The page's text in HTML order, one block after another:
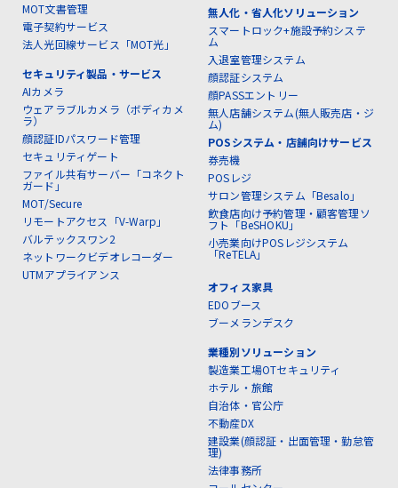
MOT文書管理
電子契約サービス
法人光回線サービス「MOT光」
セキュリティ製品・サービス
AIカメラ
ウェアラブルカメラ（ボディカメ
ラ）
顔認証IDパスワード管理
セキュリティゲート
ファイル共有サーバー「コネクト
ガード」
MOT/Secure
リモートアクセス「V-Warp」
バルテックスワン2
ネットワークビデオレコーダー
UTMアプライアンス
無人化・省人化ソリューション
スマートロック+施設予約システ
ム
入退室管理システム
顔認証システム
顔PASSエントリー
無人店舗システム(無人販売店・ジ
ム)
POSシステム・店舗向けサービス
券売機
POSレジ
サロン管理システム「Besalo」
飲食店向け予約管理・顧客管理ソ
フト「BeSHOKU」
小売業向けPOSレジシステム
「ReTELA」
オフィス家具
EDOブース
ブーメランデスク
業種別ソリューション
製造業工場OTセキュリティ
ホテル・旅館
自治体・官公庁
不動産DX
建設業(顔認証・出面管理・勤怠管
理)
法律事務所